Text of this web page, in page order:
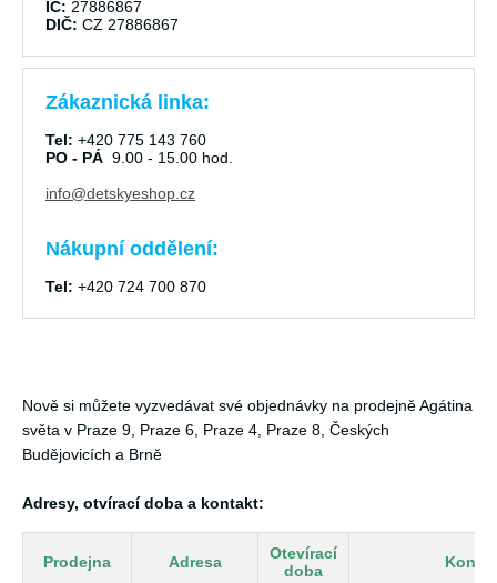
IČ: 27886867
DIČ: CZ 27886867
Zákaznická linka:
Tel: +420 775 143 760
PO - PÁ 9.00 - 15.00 hod.
info@detskyeshop.cz
Nákupní oddělení:
Tel: +420 724 700 870
Nově si můžete vyzvedávat své objednávky na prodejně Agátina
světa v Praze 9, Praze 6, Praze 4, Praze 8, Českých
Budějovicích a Brně
Adresy, otvírací doba a kontakt:
Prodejna Adresa
Otevírací
doba